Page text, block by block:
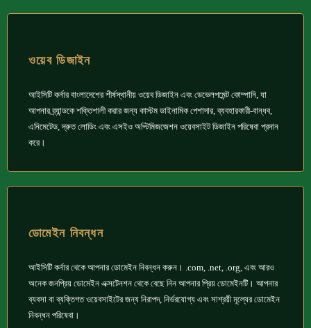
ওয়েব ডিজাইন
আইসিটি কর্নার বাংলাদেশের শীর্ষস্থানীয় ওয়েব ডিজাইন এবং ডেভেলপমেন্ট কোম্পানি, যা
আপনার ব্র্যান্ডকে শক্তিশালী করার জন্য কাস্টম ডাইনামিক পেশাদার, ব্যবহারকারী-বান্ধব,
এনিমেটেড, দ্রুত লোডিং এবং এসইও অপ্টিমিজজেশন ওয়েবসাইট ডিজাইন পরিষেবা প্রদান
করে।
ডোমেইন নিবন্ধন
আইসিটি কর্নার থেকে আপনার ডোমেইন নিবন্ধন করুন। .com, .net, .org, এবং আরও
অনেক জনপ্রিয় ডোমেইন এক্সটেনশন থেকে বেছে নিন আপনার প্রিয় ডোমেইনটি। আপনার
ব্যবসা বা ব্যক্তিগত ওয়েবসাইটের জন্য নিরাপদ, নির্ভরযোগ্য এবং সাশ্রয়ী মূল্যের ডোমেইন
নিবন্ধন পরিষেবা।